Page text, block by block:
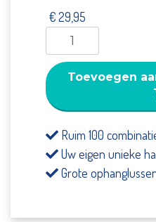
€29,95
Sauna
Handdoek
Wit
cirkels
multi
colour
aantal
Toevoegen
Ruim 100
Uw eigen unieke
Grote